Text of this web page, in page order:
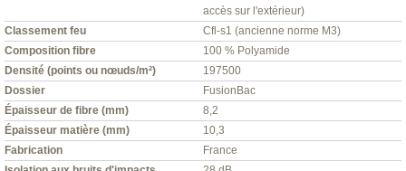
accès sur l'extérieur)
Classement feu
Cfl-s1 (ancienne norme M3)
Composition fibre
100 % Polyamide
Densité (points ou nœuds/m²)
197500
Dossier
FusionBac
Épaisseur de fibre (mm)
8,2
Épaisseur matière (mm)
10,3
Fabrication
France